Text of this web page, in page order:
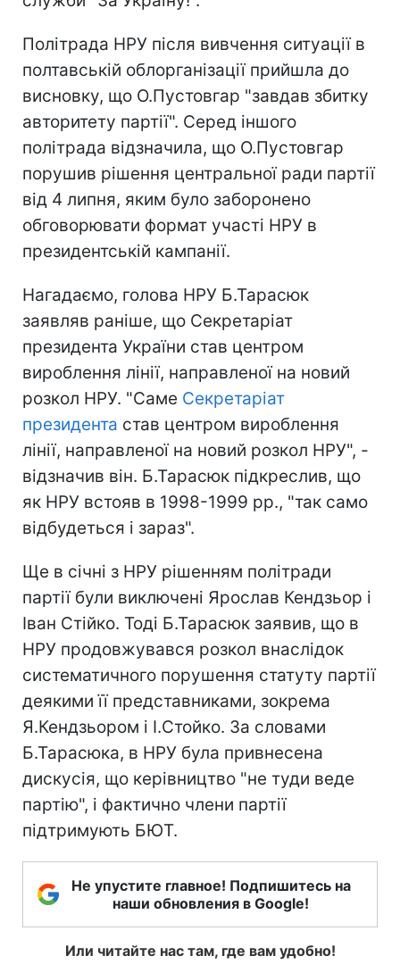
Політрада НРУ після вивчення ситуації в
полтавській облорганізації прийшла до
висновку, що О.Пустовгар "завдав збитку
авторитету партії". Серед іншого
політрада відзначила, що О.Пустовгар
порушив рішення центральної ради партії
від 4 липня, яким було заборонено
обговорювати формат участі НРУ в
президентській кампанії.
Нагадаємо, голова НРУ Б.Тарасюк
заявляв раніше, що Секретаріат
президента України став центром
вироблення лінії, направленої на новий
розкол НРУ. "Саме Секретаріат
президента став центром вироблення
лінії, направленої на новий розкол НРУ", -
відзначив він. Б.Тарасюк підкреслив, що
як НРУ встояв в 1998-1999 рр., "так само
відбудеться і зараз".
Ще в січні з НРУ рішенням політради
партії були виключені Ярослав Кендзьор і
Іван Стійко. Тоді Б.Тарасюк заявив, що в
НРУ продовжувався розкол внаслідок
систематичного порушення статуту партії
деякими її представниками, зокрема
Я.Кендзьором і І.Стойко. За словами
Б.Тарасюка, в НРУ була привнесена
дискусія, що керівництво "не туди веде
партію", і фактично члени партії
підтримують БЮТ.
Не упустите главное! Подпишитесь на
наши обновления в Google!
Или читайте нас там, где вам удобно!